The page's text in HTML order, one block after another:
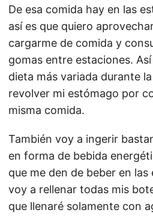
De esa comida hay en las
así es que quiero
cargarme de comida y
gomas entre estaciones.
dieta más variada durante
revolver mi estómago por
misma comida.
También voy a ingerir
en forma de bebida
que me den de beber en
voy a rellenar todas mis
que llenaré solamente con